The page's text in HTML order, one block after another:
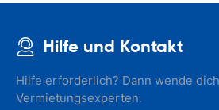
Hilfe und Kontakt
Hilfe erforderlich? Dann wende
Vermietungsexperten.